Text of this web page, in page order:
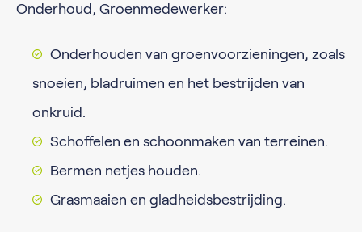
Onderhoud, Groenmedewerker:
Onderhouden van groenvoorzieningen, zoals
snoeien, bladruimen en het bestrijden van
onkruid.
Schoffelen en schoonmaken van terreinen.
Bermen netjes houden.
Grasmaaien en gladheidsbestrijding.